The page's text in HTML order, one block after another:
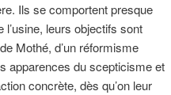
Ils se comportent presque
leurs objectifs sont
Mothé, d’un réformisme
apparences du scepticisme et
concrète, dès qu’on leur